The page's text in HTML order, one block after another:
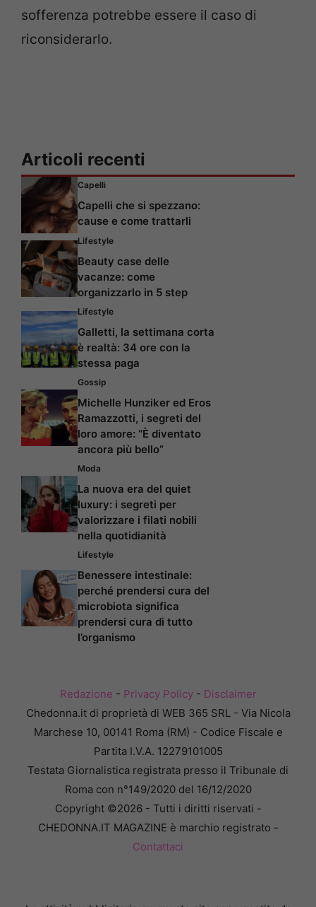
sofferenza potrebbe essere il caso di
riconsiderarlo.
Articoli recenti
Capelli
Capelli che si spezzano:
cause e come trattarli
Lifestyle
Beauty case delle
vacanze: come
organizzarlo in 5 step
Lifestyle
Galletti, la settimana corta
è realtà: 34 ore con la
stessa paga
Gossip
Michelle Hunziker ed Eros
Ramazzotti, i segreti del
loro amore: “È diventato
ancora più bello”
Moda
La nuova era del quiet
luxury: i segreti per
valorizzare i filati nobili
nella quotidianità
Lifestyle
Benessere intestinale:
perché prendersi cura del
microbiota significa
prendersi cura di tutto
l’organismo
Redazione - Privacy Policy- Disclaimer
Chedonna.it di proprietà di WEB 365 SRL - Via Nicola
Marchese 10, 00141 Roma (RM) - Codice Fiscale e
Partita I.V.A. 12279101005
Testata Giornalistica registrata presso il Tribunale di
Roma con n°149/2020 del 16/12/2020
Copyright ©2026 - Tutti i diritti riservati -
CHEDONNA.IT MAGAZINE è marchio registrato -
Contattaci